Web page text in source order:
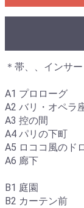
＊帯、、インサ
A1 プロローグ
A2 バリ・オペラ
A3 控の間
A4 パリの下町
A5 ロココ風のド
A6 廊下
B1 庭園
B2 カーテン前